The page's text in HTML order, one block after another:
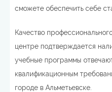
сможете обеспечить себе
Качество
центре подтверждается
учебные программы
квалификационным
городе в Альметьевске.